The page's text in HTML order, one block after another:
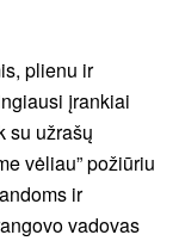
plienu ir
įrankiai
su užrašų
vėliau” požiūriu
ir
vadovas